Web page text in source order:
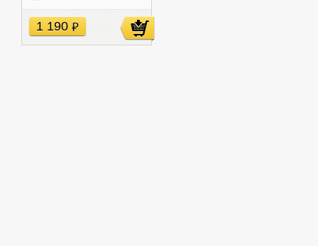
1 190 руб